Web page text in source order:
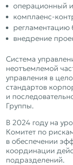
операционный
регламентацию
внедрение
Система
неотъемлемой
управления в
стандартов
и
Группы.
В 2024 году на
Комитет по
в обеспечении
координации
подразделений.